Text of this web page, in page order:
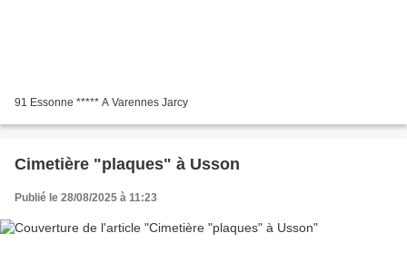
91 Essonne ***** A Varennes Jarcy
Cimetière "plaques" à Usson
Publié le 28/08/2025 à 11:23